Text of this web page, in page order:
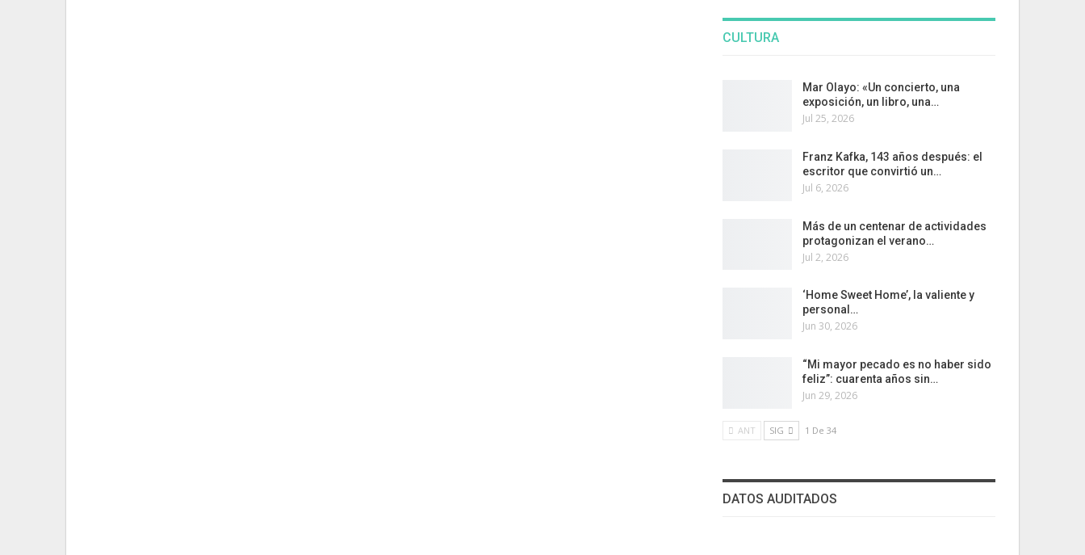
CULTURA
Mar Olayo: «Un concierto, una
exposición, un libro, una…
Jul 25, 2026
Franz Kafka, 143 años después: el
escritor que convirtió un…
Jul 6, 2026
Más de un centenar de actividades
protagonizan el verano…
Jul 2, 2026
‘Home Sweet Home’, la valiente y
personal…
Jun 30, 2026
“Mi mayor pecado es no haber sido
feliz”: cuarenta años sin…
Jun 29, 2026
ANT SIG 1 De 34
DATOS AUDITADOS